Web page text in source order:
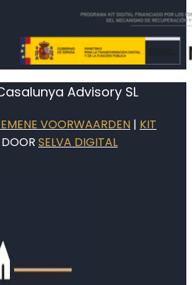
Advisory SL
VOORWAARDEN | KIT
SELVA DIGITAL